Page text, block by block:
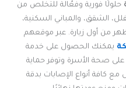
حلولًا فورية وفعّالة للتخلص من
الشقق، والمباني السكنية،
من أول زيارة. عبر موقعهم
يمكنك الحصول على خدمة
صحة الأسرة وتوفر حماية
مع كافة أنواع الإصابات بدقة